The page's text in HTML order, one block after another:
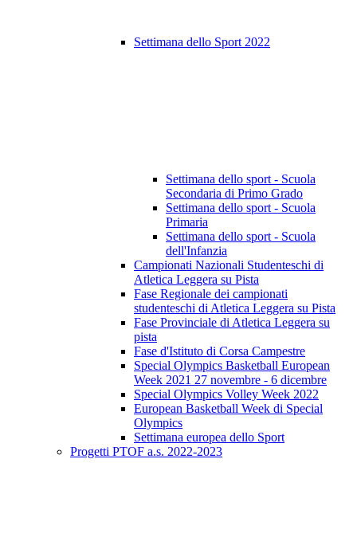
Settimana dello Sport 2022
Settimana dello sport - Scuola
Secondaria di Primo Grado
Settimana dello sport - Scuola
Primaria
Settimana dello sport - Scuola
dell'Infanzia
Campionati Nazionali Studenteschi di
Atletica Leggera su Pista
Fase Regionale dei campionati
studenteschi di Atletica Leggera su Pista
Fase Provinciale di Atletica Leggera su
pista
Fase d'Istituto di Corsa Campestre
Special Olympics Basketball European
Week 2021 27 novembre - 6 dicembre
Special Olympics Volley Week 2022
European Basketball Week di Special
Olympics
Settimana europea dello Sport
Progetti PTOF a.s. 2022-2023